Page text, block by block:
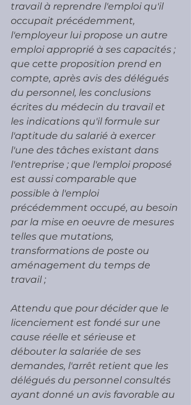
travail à reprendre l'emploi qu'il
occupait précédemment,
l'employeur lui propose un autre
emploi approprié à ses capacités ;
que cette proposition prend en
compte, après avis des délégués
du personnel, les conclusions
écrites du médecin du travail et
les indications qu'il formule sur
l'aptitude du salarié à exercer
l'une des tâches existant dans
l'entreprise ; que l'emploi proposé
est aussi comparable que
possible à l'emploi
précédemment occupé, au besoin
par la mise en oeuvre de mesures
telles que mutations,
transformations de poste ou
aménagement du temps de
travail ;
Attendu que pour décider que le
licenciement est fondé sur une
cause réelle et sérieuse et
débouter la salariée de ses
demandes, l'arrêt retient que les
délégués du personnel consultés
ayant donné un avis favorable au